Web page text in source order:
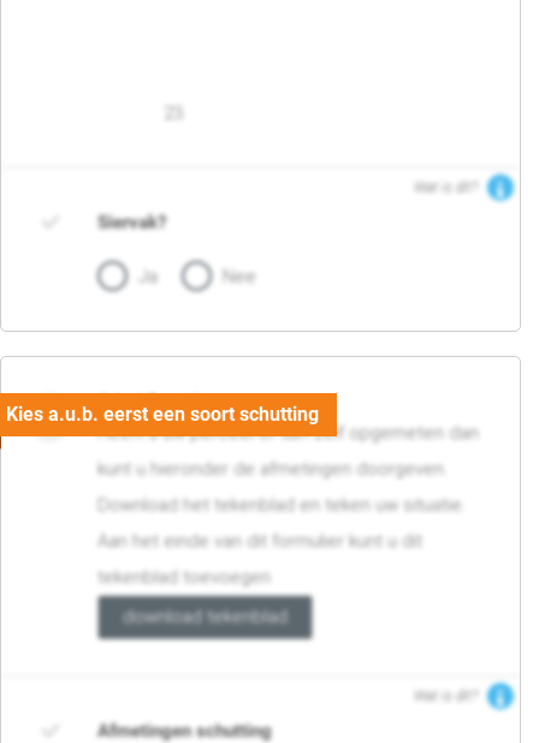
Wat is dit?
Siervak?
Ja Nee
04. Afmetingen
Heeft u uw perceel of tuin zelf opgemeten dan
kunt u hieronder de afmetingen doorgeven.
Download het tekenblad en teken uw situatie.
Aan het einde van dit formulier kunt u dit
tekenblad toevoegen
download tekenblad
Wat is dit?
Afmetingen schutting